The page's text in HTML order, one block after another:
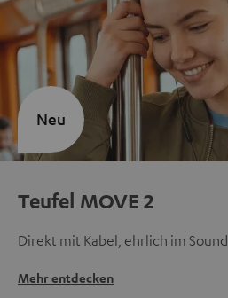
Teufel MOVE 2
Direkt mit Kabel, ehrlich im Sound
Mehr entdecken
Neu